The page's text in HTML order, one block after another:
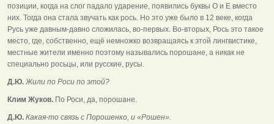
позиции, когда на слог падало ударение, появились буквы О и Е вместо
них. Тогда она стала звучать как рось. Но это уже было в 12 веке, когда
Русь уже давным-давно сложилась, во-первых. Во-вторых, Рось это такое
место, где, собственно, ещё немножко возвращаясь к этой лингвистике,
местные жители именно поэтому назывались порошане, а никак не
специально росьцы, или русские, русы.
Д.Ю. Жили по Роси по этой?
Клим Жуков. По Роси, да, порошане.
Д.Ю. Какая-то связь с Порошенко, и «Рошен».